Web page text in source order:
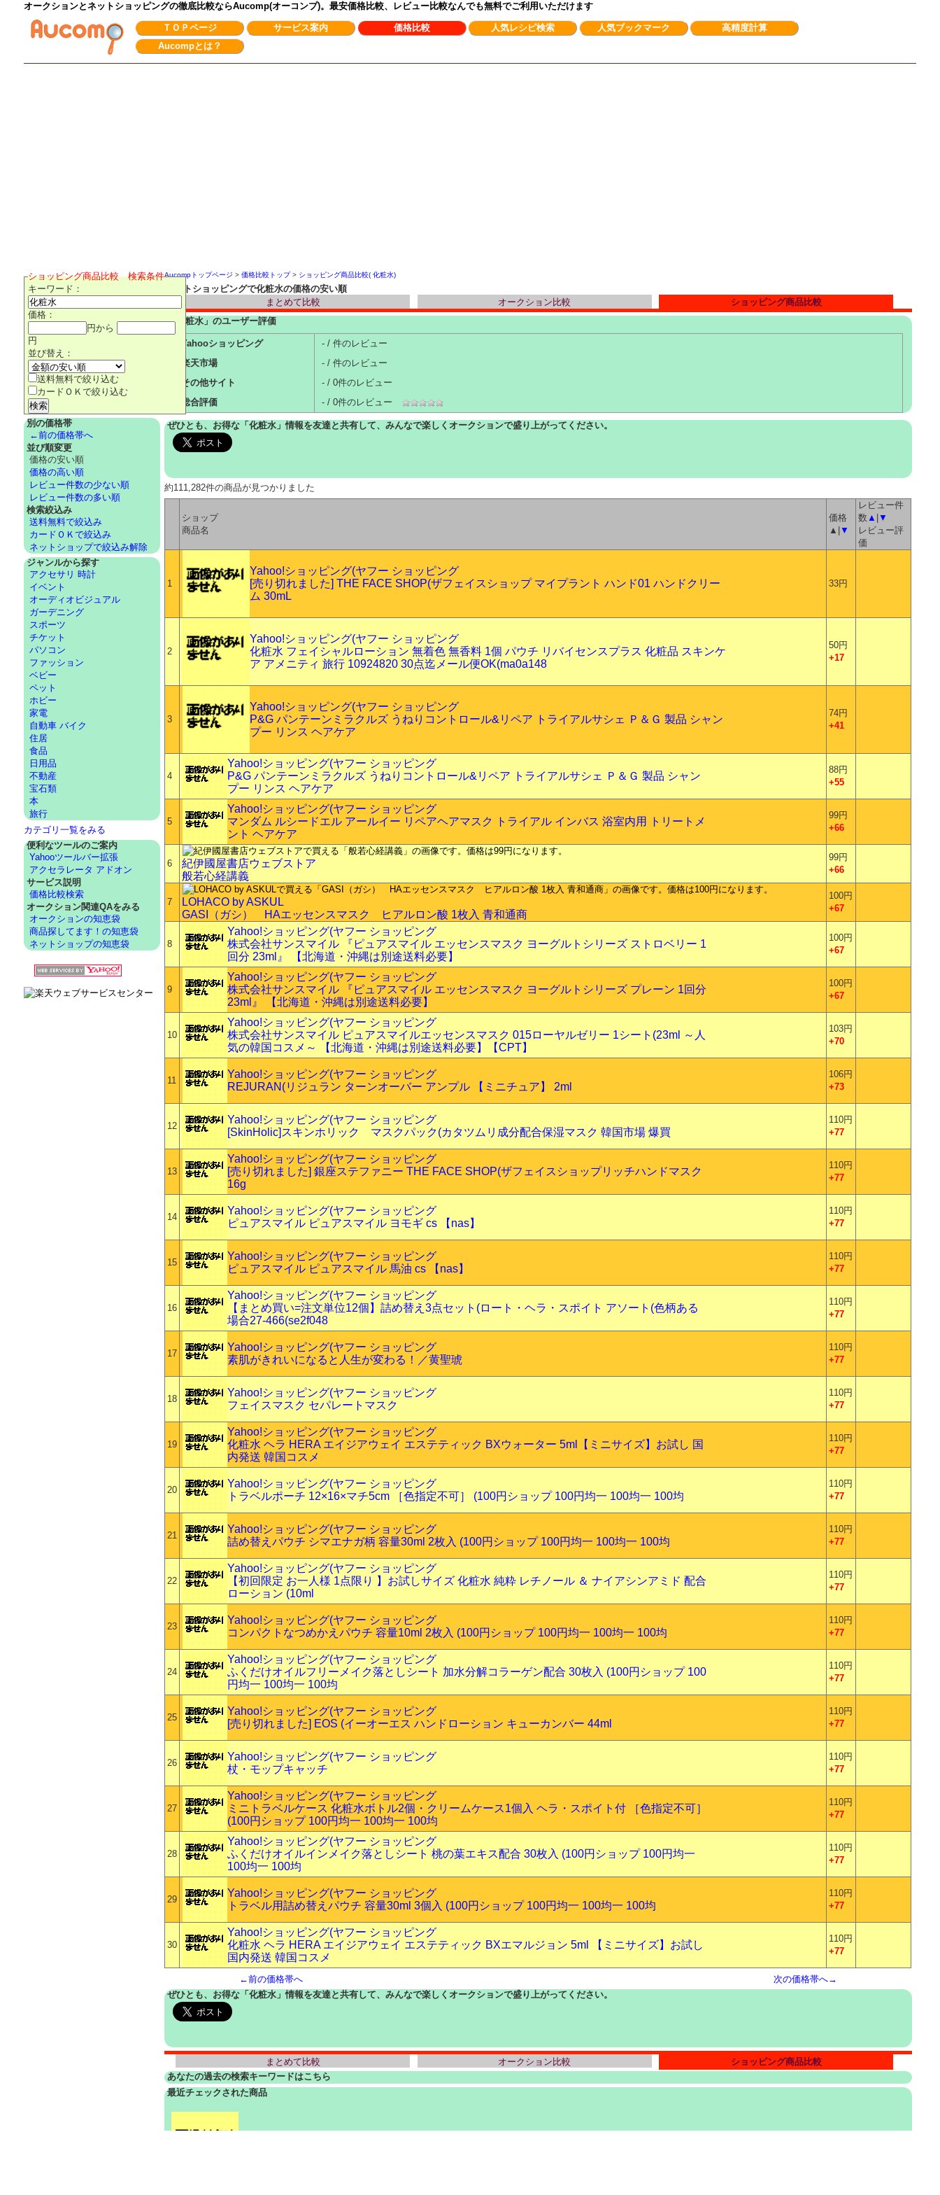
オークションとネットショッピングの徹底比較ならAucomp(オーコンプ)。最安価格比較、レビュー比較なんでも無料でご利用いただけます
ＴＯＰページ サービス案内 価格比較 人気レシピ検索 人気ブックマーク
高精度計算
Aucompとは？
Aucompトップページ >価格比較トップ> ショッピング商品比較( 化粧水)
ネットショッピングで化粧水の価格の安い順
まとめて比較
オークション比較
ショッピング商品比較
「 化粧水 」のユーザー評価
Yahooショッピング
- / 件のレビュー
楽天市場
- / 件のレビュー
その他サイト
- / 0件のレビュー
総合評価
- /0件のレビュー
ぜひとも、お得な「化粧水」情報を友達と共有して、みんなで楽しくオークションで盛り上がってください。
約111,282件の商品が見つかりました
ショップ
商品名
価格
▲| ▼
レビュー件
数 ▲ ▼
レビュー評
価
1
Yahoo!ショッピング(ヤフー ショッピング
[売り切れました] THE FACE SHOP(ザフェイスショップ マイプラント ハンド01 ハンドクリー
ム 30mL
33円
2
Yahoo!ショッピング(ヤフー ショッピング
化粧水 フェイシャルローション 無着色 無香料 1個 パウチ リバイセンスプラス 化粧品 スキンケ
ア アメニティ 旅行 10924820 30点迄メール便OK(ma0a148
50円
+17
3
Yahoo!ショッピング(ヤフー ショッピング
P&G パンテーンミラクルズ うねりコントロール&リペア トライアルサシェ Ｐ＆Ｇ 製品 シャン
プー リンス ヘアケア
74円
+41
4
Yahoo!ショッピング(ヤフー ショッピング
P&G パンテーンミラクルズ うねりコントロール&リペア トライアルサシェ Ｐ＆Ｇ 製品 シャン
プー リンス ヘアケア
88円
+55
5
Yahoo!ショッピング(ヤフー ショッピング
マンダム ルシードエル アールイー リペアヘアマスク トライアル インバス 浴室内用 トリートメ
ント ヘアケア
99円
+66
6
紀伊國屋書店ウェブストア
般若心経講義
99円
+66
7
LOHACO by ASKUL
GASI（ガシ） HAエッセンスマスク ヒアルロン酸 1枚入 青和通商
100円
+67
8
Yahoo!ショッピング(ヤフー ショッピング
株式会社サンスマイル 『ピュアスマイル エッセンスマスク ヨーグルトシリーズ ストロベリー 1
回分 23ml』 【北海道・沖縄は別途送料必要】
100円
+67
9
Yahoo!ショッピング(ヤフー ショッピング
株式会社サンスマイル 『ピュアスマイル エッセンスマスク ヨーグルトシリーズ プレーン 1回分
23ml』 【北海道・沖縄は別途送料必要】
100円
+67
10
Yahoo!ショッピング(ヤフー ショッピング
株式会社サンスマイル ピュアスマイルエッセンスマスク 015ローヤルゼリー 1シート(23ml ～人
気の韓国コスメ～ 【北海道・沖縄は別途送料必要】【CPT】
103円
+70
11
Yahoo!ショッピング(ヤフー ショッピング
REJURAN(リジュラン ターンオーバー アンプル 【ミニチュア】 2ml
106円
+73
12
Yahoo!ショッピング(ヤフー ショッピング
[SkinHolic]スキンホリック マスクパック(カタツムリ成分配合保湿マスク 韓国市場 爆買
110円
+77
13
Yahoo!ショッピング(ヤフー ショッピング
[売り切れました] 銀座ステファニー THE FACE SHOP(ザフェイスショップリッチハンドマスク
16g
110円
+77
14
Yahoo!ショッピング(ヤフー ショッピング
ピュアスマイル ピュアスマイル ヨモギ cs 【nas】
110円
+77
15
Yahoo!ショッピング(ヤフー ショッピング
ピュアスマイル ピュアスマイル 馬油 cs 【nas】
110円
+77
16
Yahoo!ショッピング(ヤフー ショッピング
【まとめ買い=注文単位12個】詰め替え3点セット(ロート・ヘラ・スポイト アソート(色柄ある
場合27-466(se2f048
110円
+77
17
Yahoo!ショッピング(ヤフー ショッピング
素肌がきれいになると人生が変わる！／黄聖琥
110円
+77
18
Yahoo!ショッピング(ヤフー ショッピング
フェイスマスク セパレートマスク
110円
+77
19
Yahoo!ショッピング(ヤフー ショッピング
化粧水 ヘラ HERA エイジアウェイ エステティック BXウォーター 5ml【ミニサイズ】お試し 国
内発送 韓国コスメ
110円
+77
20
Yahoo!ショッピング(ヤフー ショッピング
トラベルポーチ 12×16×マチ5cm ［色指定不可］ (100円ショップ 100円均一 100均一 100均
110円
+77
21
Yahoo!ショッピング(ヤフー ショッピング
詰め替えパウチ シマエナガ柄 容量30ml 2枚入 (100円ショップ 100円均一 100均一 100均
110円
+77
22
Yahoo!ショッピング(ヤフー ショッピング
【初回限定 お一人様 1点限り 】お試しサイズ 化粧水 純粋 レチノール ＆ ナイアシンアミド 配合
ローション (10ml
110円
+77
23
Yahoo!ショッピング(ヤフー ショッピング
コンパクトなつめかえパウチ 容量10ml 2枚入 (100円ショップ 100円均一 100均一 100均
110円
+77
24
Yahoo!ショッピング(ヤフー ショッピング
ふくだけオイルフリーメイク落としシート 加水分解コラーゲン配合 30枚入 (100円ショップ 100
円均一 100均一 100均
110円
+77
25
Yahoo!ショッピング(ヤフー ショッピング
[売り切れました] EOS (イーオーエス ハンドローション キューカンバー 44ml
110円
+77
26
Yahoo!ショッピング(ヤフー ショッピング
杖・モップキャッチ
110円
+77
27
Yahoo!ショッピング(ヤフー ショッピング
ミニトラベルケース 化粧水ボトル2個・クリームケース1個入 ヘラ・スポイト付 ［色指定不可］
(100円ショップ 100円均一 100均一 100均
110円
+77
28
Yahoo!ショッピング(ヤフー ショッピング
ふくだけオイルインメイク落としシート 桃の葉エキス配合 30枚入 (100円ショップ 100円均一
100均一 100均
110円
+77
29
Yahoo!ショッピング(ヤフー ショッピング
トラベル用詰め替えパウチ 容量30ml 3個入 (100円ショップ 100円均一 100均一 100均
110円
+77
30
Yahoo!ショッピング(ヤフー ショッピング
化粧水 ヘラ HERA エイジアウェイ エステティック BXエマルジョン 5ml 【ミニサイズ】お試し
国内発送 韓国コスメ
110円
+77
←前の価格帯へ
次の価格帯へ→
ぜひとも、お得な「化粧水」情報を友達と共有して、みんなで楽しくオークションで盛り上がってください。
まとめて比較 オークション比較
ショッピング商品比較
あなたの過去の検索キーワードはこちら
最近チェックされた商品
ショッピング商品比較 検索条件
キーワード：
価格：
円から
円
並び替え：
送料無料で絞り込む
カードＯＫで絞り込む
別の価格帯
←前の価格帯へ
並び順変更
価格の安い順
価格の高い順
レビュー件数の少ない順
レビュー件数の多い順
検索絞込み
送料無料で絞込み
カードＯＫで絞込み
ネットショップで絞込み解除
ジャンルから探す
アクセサリ 時計
イベント
オーディオビジュアル
ガーデニング
スポーツ
チケット
パソコン
ファッション
ベビー
ペット
ホビー
家電
自動車 バイク
住居
食品
日用品
不動産
宝石類
本
旅行
カテゴリ一覧をみる
便利なツールのご案内
Yahooツールバー拡張
アクセラレータ アドオン
サービス説明
価格比較検索
オークション関連QAをみる
オークションの知恵袋
商品探してます！の知恵袋
ネットショップの知恵袋